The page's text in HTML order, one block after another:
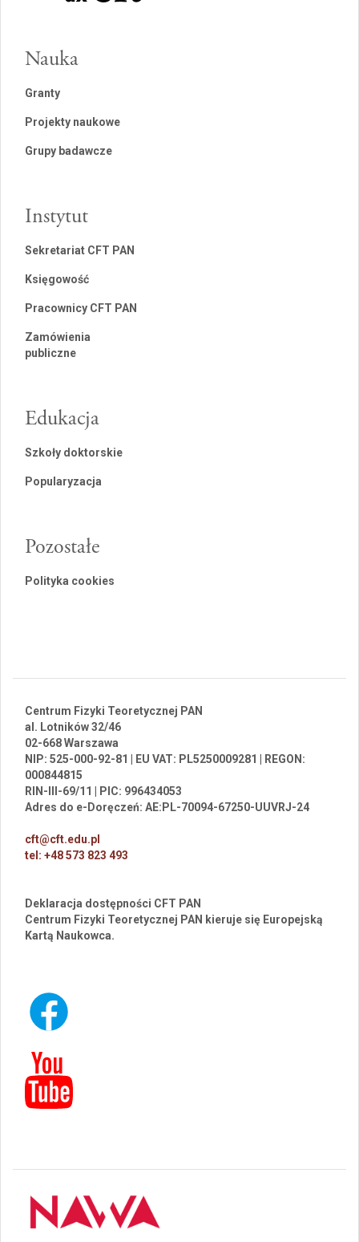
Nauka
Granty
Projekty naukowe
Grupy badawcze
Instytut
Sekretariat CFT PAN
Księgowość
Pracownicy CFT PAN
Zamówienia
publiczne
Edukacja
Szkoły doktorskie
Popularyzacja
Pozostałe
Polityka cookies
Centrum Fizyki Teoretycznej PAN
al. Lotników 32/46
02-668 Warszawa
NIP: 525-000-92-81 | EU VAT: PL5250009281 | REGON:
000844815
RIN-III-69/11 | PIC: 996434053
Adres do e-Doręczeń: AE:PL-70094-67250-UUVRJ-24
cft@cft.edu.pl
tel: +48 573 823 493
Deklaracja dostępności CFT PAN
Centrum Fizyki Teoretycznej PAN kieruje się Europejską
Kartą Naukowca.